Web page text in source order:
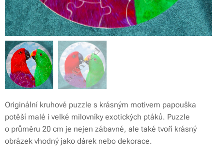
Originální kruhové puzzle s krásným motivem papouška
potěší malé i velké milovníky exotických ptáků. Puzzle
o průměru 20 cm je nejen zábavné, ale také tvoří krásný
obrázek vhodný jako dárek nebo dekorace.